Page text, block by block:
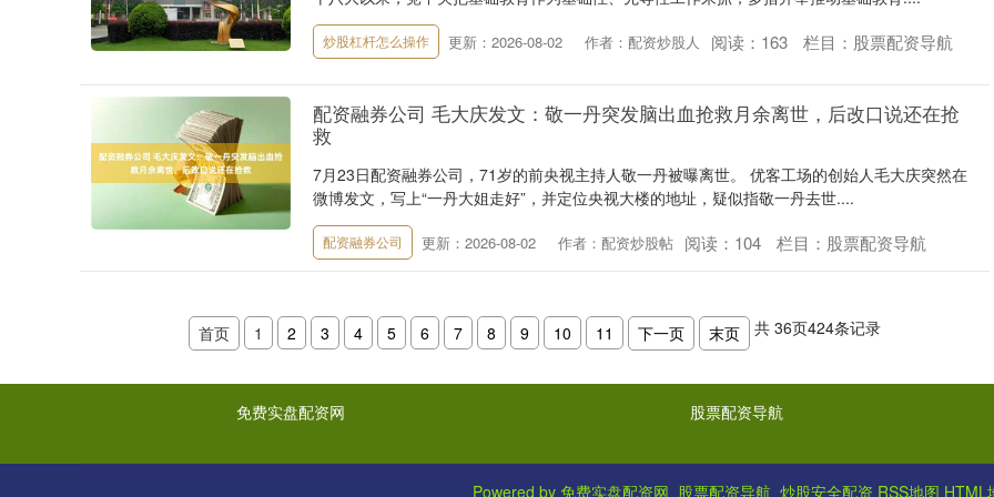
炒股杠杆怎么操作 更新：2026-08-02 作者：配资炒股人 阅读： 163 栏目： 股票配资导航
配资融券公司 毛大庆发文：敬一丹突发脑出血抢救月余离世，后改口说还在抢
救
7月23日配资融券公司，71岁的前央视主持人敬一丹被曝离世。 优客工场的创始人毛大庆突然在
微博发文，写上“一丹大姐走好”，并定位央视大楼的地址，疑似指敬一丹去世....
配资融券公司 更新：2026-08-02 作者：配资炒股帖 阅读： 104 栏目： 股票配资导航
首页 1 2 3 4 5 6 7 8 9 10 11 下一页 末页 共 36页424条记录
免费实盘配资网 股票配资导航
Powered by 免费实盘配资网_股票配资导航_炒股安全配资 RSS地图 HTML